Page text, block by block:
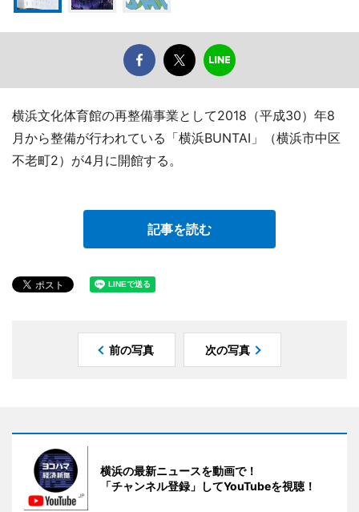
横浜文化体育館の再整備事業として2018（平成30）年8
月から整備が行われている「横浜BUNTAI」（横浜市中区
不老町2）が4月に開館する。
記事を読む
前の写真 次の写真
横浜の最新ニュースを動画で！
「チャンネル登録」してYouTubeを視聴！